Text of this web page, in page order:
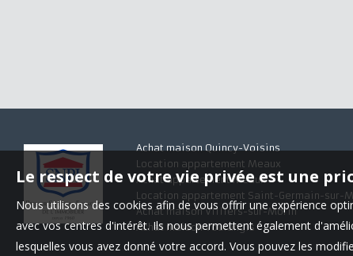
Achat maison Quincy-Voisins
Location appartement Meaux
Achat appartement Meaux
Location appartement Saint-Germain-sur-
Achat maison Villiers-sur-Morin
Achat maison Voulangis
Le respect de votre vie privée est une
Nous utilisons des cookies afin de vous offrir une expérience
avec vos centres d'intérêt. Ils nous permettent également
lesquelles vous avez donné votre accord. Vous pouvez les